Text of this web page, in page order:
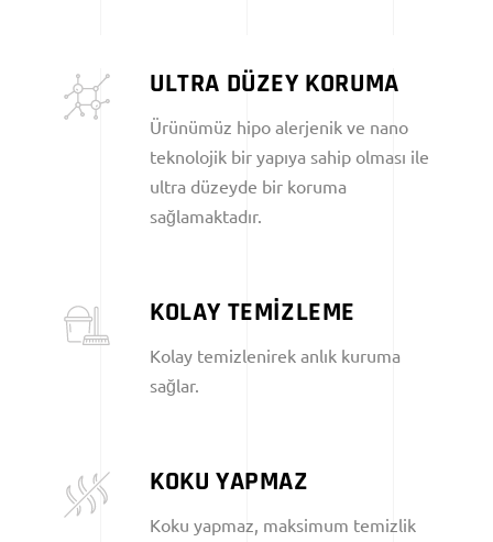
ULTRA DÜZEY KORUMA
Ürünümüz hipo alerjenik ve nano
teknolojik bir yapıya sahip olması ile
ultra düzeyde bir koruma
sağlamaktadır.
KOLAY TEMİZLEME
Kolay temizlenirek anlık kuruma
sağlar.
KOKU YAPMAZ
Koku yapmaz, maksimum temizlik